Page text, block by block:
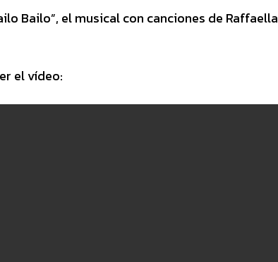
Bailo”, el musical con canciones de Raffaella
el vídeo: